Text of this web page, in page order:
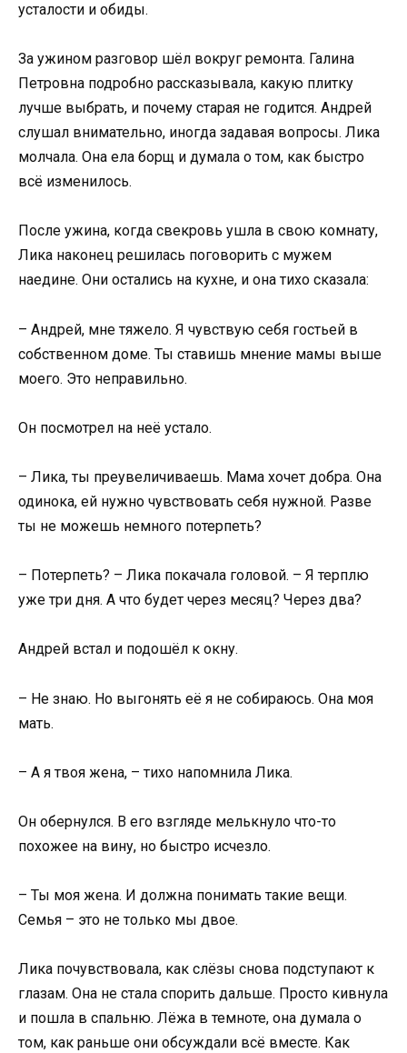
усталости и обиды.
За ужином разговор шёл вокруг ремонта. Галина
Петровна подробно рассказывала, какую плитку
лучше выбрать, и почему старая не годится. Андрей
слушал внимательно, иногда задавая вопросы. Лика
молчала. Она ела борщ и думала о том, как быстро
всё изменилось.
После ужина, когда свекровь ушла в свою комнату,
Лика наконец решилась поговорить с мужем
наедине. Они остались на кухне, и она тихо сказала:
– Андрей, мне тяжело. Я чувствую себя гостьей в
собственном доме. Ты ставишь мнение мамы выше
моего. Это неправильно.
Он посмотрел на неё устало.
– Лика, ты преувеличиваешь. Мама хочет добра. Она
одинока, ей нужно чувствовать себя нужной. Разве
ты не можешь немного потерпеть?
– Потерпеть? – Лика покачала головой. – Я терплю
уже три дня. А что будет через месяц? Через два?
Андрей встал и подошёл к окну.
– Не знаю. Но выгонять её я не собираюсь. Она моя
мать.
– А я твоя жена, – тихо напомнила Лика.
Он обернулся. В его взгляде мелькнуло что-то
похожее на вину, но быстро исчезло.
– Ты моя жена. И должна понимать такие вещи.
Семья – это не только мы двое.
Лика почувствовала, как слёзы снова подступают к
глазам. Она не стала спорить дальше. Просто кивнула
и пошла в спальню. Лёжа в темноте, она думала о
том, как раньше они обсуждали всё вместе. Как